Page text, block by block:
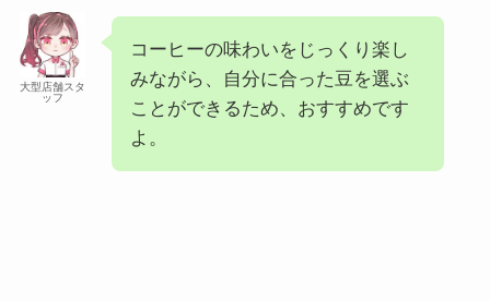
大型店舗スタ
ッフ
コーヒーの味わいをじっくり楽し
みながら、自分に合った豆を選ぶ
ことができるため、おすすめです
よ。